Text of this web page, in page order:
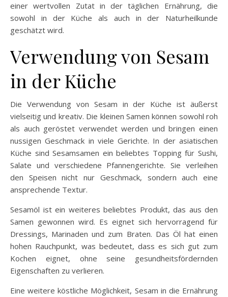
einer wertvollen Zutat in der täglichen Ernährung, die
sowohl in der Küche als auch in der Naturheilkunde
geschätzt wird.
Verwendung von Sesam
in der Küche
Die Verwendung von Sesam in der Küche ist äußerst
vielseitig und kreativ. Die kleinen Samen können sowohl roh
als auch geröstet verwendet werden und bringen einen
nussigen Geschmack in viele Gerichte. In der asiatischen
Küche sind Sesamsamen ein beliebtes Topping für Sushi,
Salate und verschiedene Pfannengerichte. Sie verleihen
den Speisen nicht nur Geschmack, sondern auch eine
ansprechende Textur.
Sesamöl ist ein weiteres beliebtes Produkt, das aus den
Samen gewonnen wird. Es eignet sich hervorragend für
Dressings, Marinaden und zum Braten. Das Öl hat einen
hohen Rauchpunkt, was bedeutet, dass es sich gut zum
Kochen eignet, ohne seine gesundheitsfördernden
Eigenschaften zu verlieren.
Eine weitere köstliche Möglichkeit, Sesam in die Ernährung